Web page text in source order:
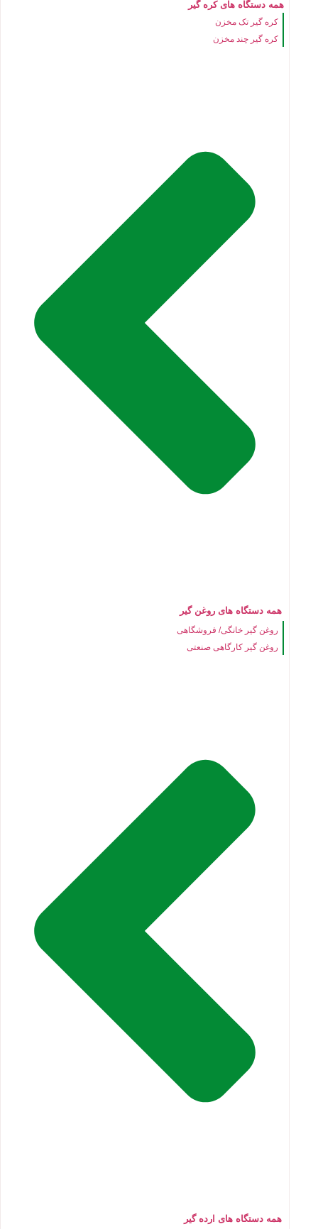
همه دستگاه های کره گیر
کره گیر تک مخزن
کره گیر چند مخزن
همه دستگاه های روغن گیر
روغن گیر خانگی/ فروشگاهی
روغن گیر کارگاهی صنعتی
همه دستگاه های ارده گیر